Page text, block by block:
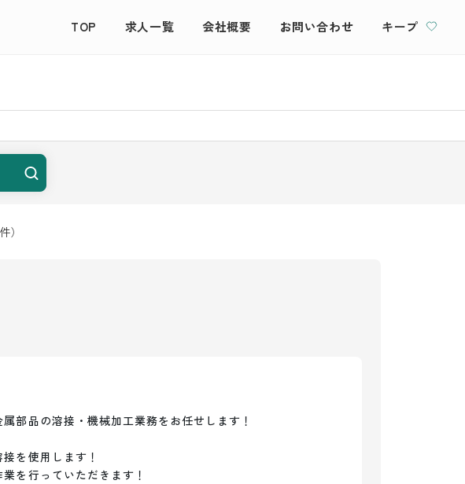
TOP 求人一覧 会社概要 お問い合わせ キープ
件）
部品の溶接・機械加工業務をお任せします！
を使用します！
を行っていただきます！